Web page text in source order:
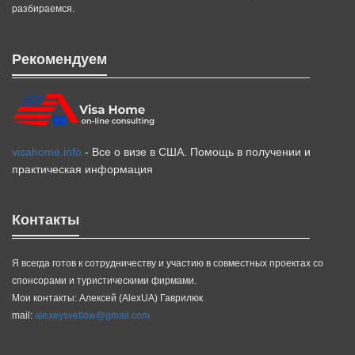
разбираемся.
Рекомендуем
visahome.info - Все о визе в США. Помощь в получении и
практическая информация
Контакты
Я всегда готов к сотрудничеству и участию в совместных проектах со
спонсорами и туристическими фирмами.
Мои контакты: Алексей (AlexUA) Гаврилюк
mail: alexeysvetlow@gmail.com